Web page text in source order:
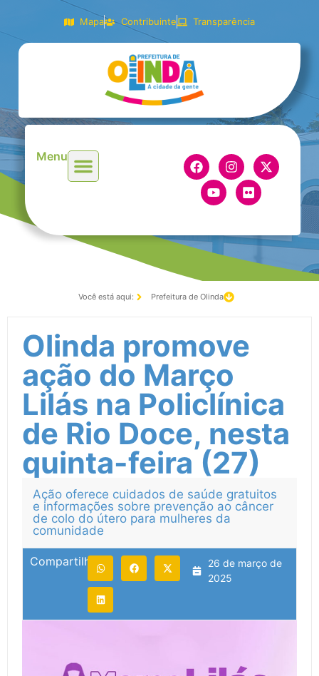
Mapa Contribuinte Transparência
Menu
Você está aqui: Prefeitura de Olinda
Olinda promove
ação do Março
Lilás na Policlínica
de Rio Doce, nesta
quinta-feira (27)
Ação oferece cuidados de saúde gratuitos
e informações sobre prevenção ao câncer
de colo do útero para mulheres da
comunidade
Compartilhe:
26 de março de
2025